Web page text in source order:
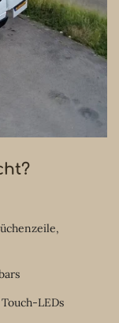
LEDs